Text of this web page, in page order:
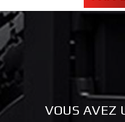
VOUS AVEZ